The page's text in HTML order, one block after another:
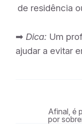
de residência
➡Dica: Um
ajudar a evitar
Afinal, é
por